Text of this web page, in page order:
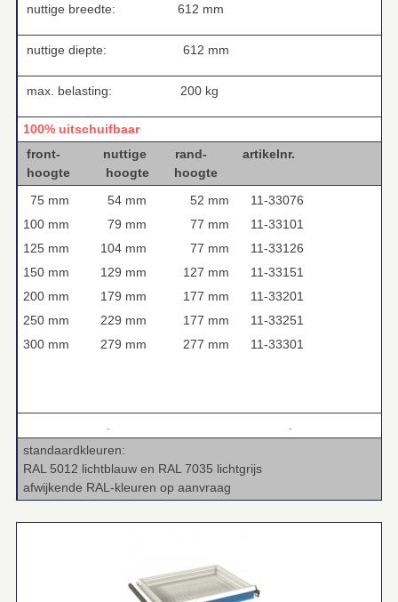
nuttige breedte: 612 mm
nuttige diepte: 612 mm
max. belasting: 200 kg
100% uitschuifbaar
front- nuttige rand- artikelnr.
hoogte hoogte hoogte
75 mm
54 mm 52 mm
11-33076
100 mm
79 mm 77 mm
11-33101
125 mm
104 mm 77 mm
11-33126
150 mm
129 mm 127 mm
11-33151
200 mm
179 mm 177 mm
11-33201
250 mm
229 mm 177 mm
11-33251
300 mm
279 mm 277 mm 11-33301
.
.
standaardkleuren:
RAL 5012 lichtblauw en RAL 7035 lichtgrijs
afwijkende RAL-kleuren op aanvraag